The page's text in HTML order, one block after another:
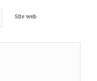
Site web